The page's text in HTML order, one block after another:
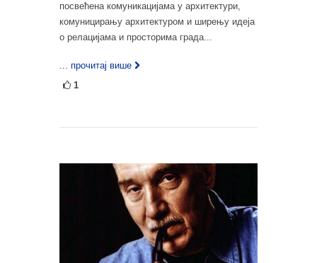
посвећена комуникацијама у архитектури,
комуницирању архитектуром и ширењу идеја
о релацијама и просторима града...
... прочитај више
1